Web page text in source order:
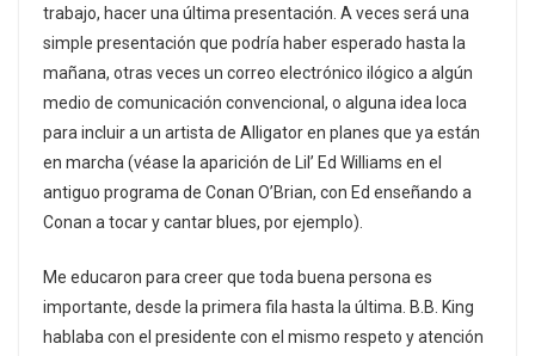
trabajo, hacer una última presentación. A veces será una
simple presentación que podría haber esperado hasta la
mañana, otras veces un correo electrónico ilógico a algún
medio de comunicación convencional, o alguna idea loca
para incluir a un artista de Alligator en planes que ya están
en marcha (véase la aparición de Lil’ Ed Williams en el
antiguo programa de Conan O’Brian, con Ed enseñando a
Conan a tocar y cantar blues, por ejemplo).
Me educaron para creer que toda buena persona es
importante, desde la primera fila hasta la última. B.B. King
hablaba con el presidente con el mismo respeto y atención